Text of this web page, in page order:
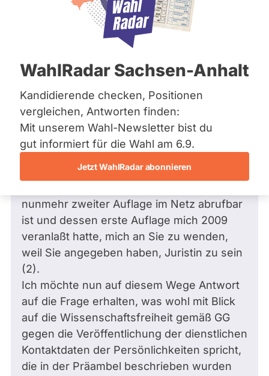
Bremen
Hamburg
Mecklenburg-Vorpommern
Nordrhein-Westfalen
Saarland
Sachsen
Sachsen-Anhalt
Sachsen-Anhalt
Schleswig-Holstein
Thüringen
Archiv
Über uns
WahlRadar Sachsen-Anhalt
Kandidierende checken, Positionen
vergleichen, Antworten finden:
Mit unserem Wahl-Newsletter bist du
gut informiert für die Wahl am 6.9.
Jetzt WahlRadar abonnieren
09.12.2015
Frage an Beate Meißner von
Wilfried
M.bezüglich Familie
Sehr geehrte FrauM.,
mir ist noch immer nicht transparent
gemacht worden, wer die geistigen
Urheber eines Dokumentes "Zur
Kooperation von Jugendamt und
nunmehr zweiter Auflage im Netz abrufbar
ist und dessen erste Auflage mich 2009
veranlaßt hatte, mich an Sie zu wenden,
weil Sie angegeben haben, Juristin zu sein
(2).
Ich möchte nun auf diesem Wege Antwort
auf die Frage erhalten, was wohl mit Blick
auf die Wissenschaftsfreiheit gemäß GG
gegen die Veröffentlichung der dienstlichen
Kontaktdaten der Persönlichkeiten spricht,
die in der Präambel beschrieben wurden